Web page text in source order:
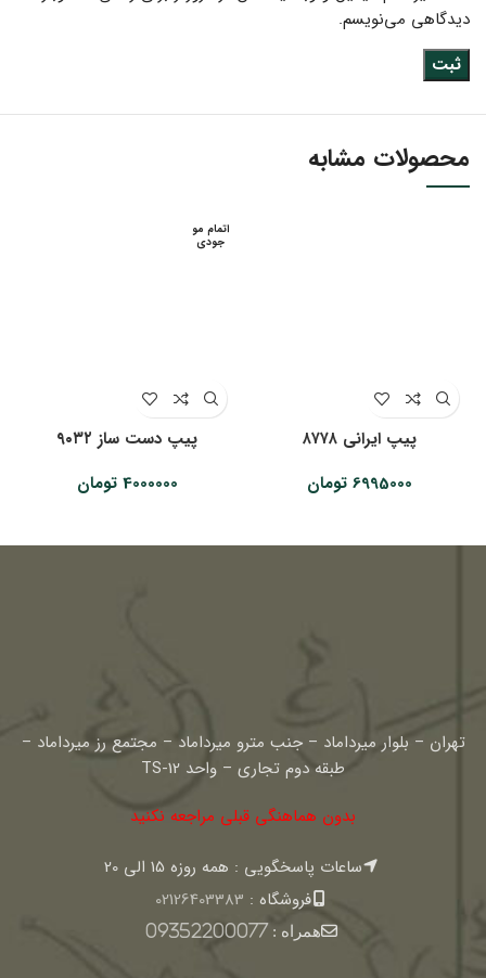
دیدگاهی می‌نویسم.
محصولات مشابه
پیپ ایرانی ۸۷۷۸
6995000 تومان
اتمام مو
جودی
پیپ دست ساز ۹۰۳۲
4000000 تومان
تهران – بلوار میرداماد – جنب مترو میرداماد – مجتمع رز میرداماد –
طبقه دوم تجاری – واحد TS-12
بدون هماهنگی قبلی مراجعه نکنید
ساعات پاسخگویی : همه روزه 15 الی 20
فروشگاه : 02126403383
همراه :09352200077